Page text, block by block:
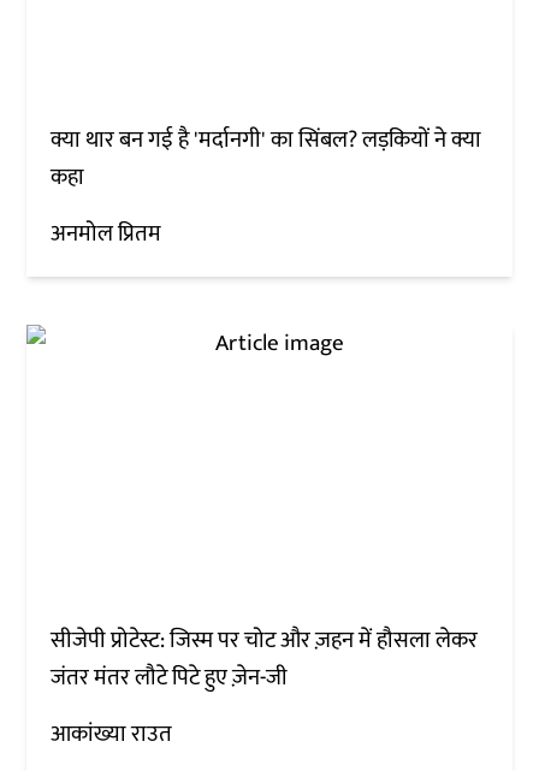
क्या थार बन गई है 'मर्दानगी' का सिंबल? लड़कियों ने क्या
कहा
अनमोल प्रितम
सीजेपी प्रोटेस्ट: जिस्म पर चोट और ज़हन में हौसला लेकर
जंतर मंतर लौटे पिटे हुए ज़ेन-जी
आकांख्या राउत